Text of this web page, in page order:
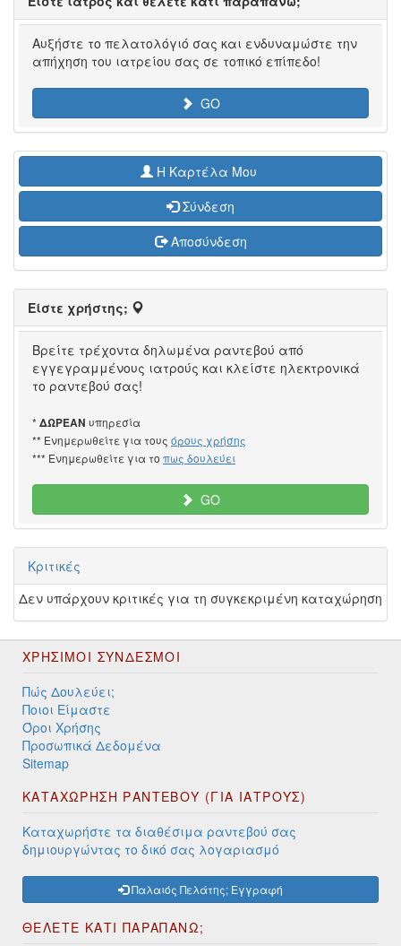
Αυξήστε το πελατολόγιό σας και ενδυναμώστε την
απήχηση του ιατρείου σας σε τοπικό επίπεδο!
GO
H Καρτέλα Μου
Σύνδεση
Αποσύνδεση
Είστε χρήστης;
Βρείτε τρέχοντα δηλωμένα ραντεβού από
εγγεγραμμένους ιατρούς και κλείστε ηλεκτρονικά
το ραντεβού σας!
* ΔΩΡΕΑΝ υπηρεσία
** Ενημερωθείτε για τους όρους χρήσης
*** Ενημερωθείτε για το πως δουλεύει
GO
Κριτικές
Δεν υπάρχουν κριτικές για τη συγκεκριμένη καταχώρηση
ΧΡΉΣΙΜΟΙ ΣΎΝΔΕΣΜΟΙ
Πώς Δουλεύει;
Ποιοι Είμαστε
Όροι Χρήσης
Προσωπικά Δεδομένα
Sitemap
ΚΑΤΑΧΩΡΗΣΗ ΡΑΝΤΕΒΟΥ (ΓΙΑ ΙΑΤΡΟΥΣ)
Καταχωρήστε τα διαθέσιμα ραντεβού σας
δημιουργώντας το δικό σας λογαριασμό
Παλαιός Πελάτης; Εγγραφή
ΘΕΛΕΤΕ ΚΑΤΙ ΠΑΡΑΠΑΝΩ;